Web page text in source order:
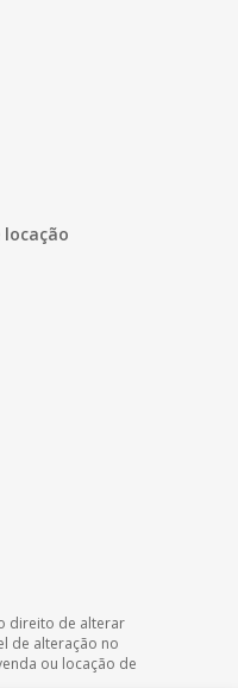
direito de alterar
de alteração no
ou locação de